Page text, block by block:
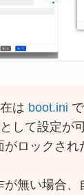
は boot.ini
して設定が
がロックさ
が無い場合